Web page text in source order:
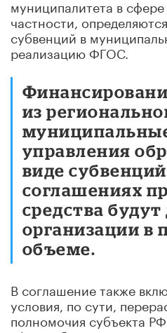
муниципалитета в
частности,
субвенций в
реализацию ФГОС.
из
управления
виде
соглашениях
средства
организации в
объеме.
В соглашение также
условия, по сути,
полномочия субъекта